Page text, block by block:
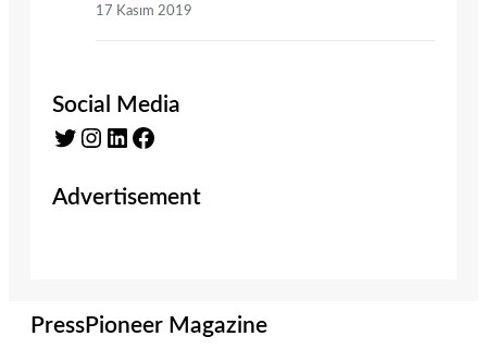
17 Kasım 2019
Social Media
Twitter Instagram LinkedIn Facebook
Advertisement
PressPioneer Magazine